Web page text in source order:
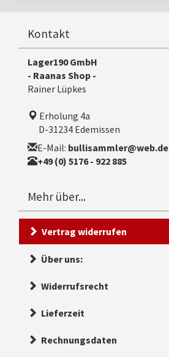
Kontakt
Lager190 GmbH
- Raanas Shop -
Rainer Lüpkes
Erholung 4a
D-31234 Edemissen
E-Mail: bullisammler@web.de
+49 (0) 5176 - 922 885
Mehr über...
Vertrag widerrufen
Über uns:
Widerrufsrecht
Lieferzeit
Rechnungsdaten